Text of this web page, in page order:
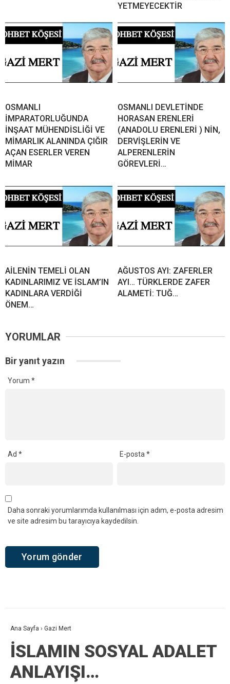
YETMEYECEKTİR
OSMANLI
İMPARATORLUĞUNDA
İNŞAAT MÜHENDİSLİĞİ VE
MİMARLIK ALANINDA ÇIĞIR
AÇAN ESERLER VEREN
MİMAR
OSMANLI DEVLETİNDE
HORASAN ERENLERİ
(ANADOLU ERENLERİ ) NİN,
DERVİŞLERİN VE
ALPERENLERİN
GÖREVLERİ…
AİLENİN TEMELİ OLAN
KADINLARIMIZ VE İSLAM’IN
KADINLARA VERDİĞİ
ÖNEM…
AĞUSTOS AYI: ZAFERLER
AYI… TÜRKLERDE ZAFER
ALAMETİ: TUĞ…
YORUMLAR
Bir yanıt yazın
Yorum *
Ad * E-posta*
Daha sonraki yorumlarımda kullanılması için adım, e-posta adresim
ve site adresim bu tarayıcıya kaydedilsin.
Ana Sayfa › Gazi Mert
İSLAMIN SOSYAL ADALET
ANLAYIŞI…